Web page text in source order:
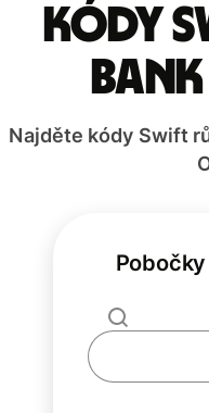
Kódy
Najděte kódy Swift
Pobočky